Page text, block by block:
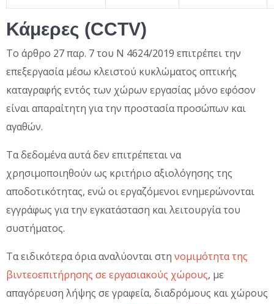
Κάμερες (CCTV)
Το άρθρο 27 παρ. 7 του Ν 4624/2019 επιτρέπει την
επεξεργασία μέσω κλειστού κυκλώματος οπτικής
καταγραφής εντός των χώρων εργασίας μόνο εφόσον
είναι απαραίτητη για την προστασία προσώπων και
αγαθών.
Τα δεδομένα αυτά δεν επιτρέπεται να
χρησιμοποιηθούν ως κριτήριο αξιολόγησης της
αποδοτικότητας, ενώ οι εργαζόμενοι ενημερώνονται
εγγράφως για την εγκατάσταση και λειτουργία του
συστήματος.
Τα ειδικότερα όρια αναλύονται στη νομιμότητα της
βιντεοεπιτήρησης σε εργασιακούς χώρους, με
απαγόρευση λήψης σε γραφεία, διαδρόμους και χώρους